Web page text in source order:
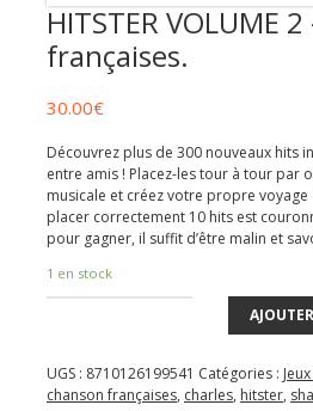
HITSTER VOLUME
françaises.
30.00€
Découvrez plus de 300 nouveaux hits
entre amis ! Placez-les tour à tour
musicale et créez votre propre
placer correctement 10 hits est
pour gagner, il suffit d’être malin et
1 en stock
UGS : 8710126199541 Catégories :
chanson françaises, charles, hitster,